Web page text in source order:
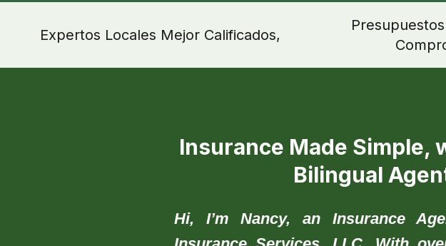
Expertos Locales Mejor Calificados,
Insurance Made Simple,
Bilingual
Hi, I’m Nancy, an Insurance